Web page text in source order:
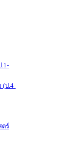
(ป.4-
ตร์